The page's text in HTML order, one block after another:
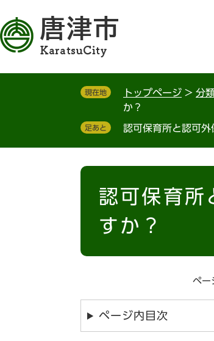
ー
ジ
の
ニ
ュ
ー
現在地 トップページ > 分
か？
足あと 認可保育所と認可外
本
認可保育所
すか？
ペ
ページ内目次